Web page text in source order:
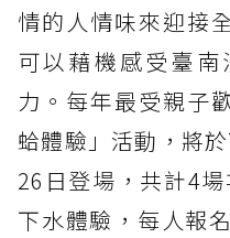
情的人情味來迎接
可以藉機感受臺
力。每年最受親子
蛤體驗」活動，將
26日登場，共計4
下水體驗，每人報